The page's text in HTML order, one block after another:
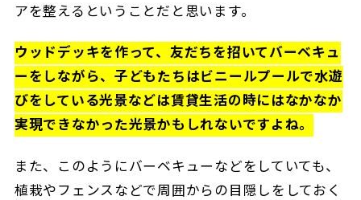
アを整えるということだと思います。
ウッドデッキを作って、友だちを招いてバーベキュ
ーをしながら、子どもたちはビニールプールで水遊
びをしている光景などは賃貸生活の時にはなかなか
実現できなかった光景かもしれないですよね。
また、このようにバーベキューなどをしていても、
植栽やフェンスなどで周囲からの目隠しをしておく